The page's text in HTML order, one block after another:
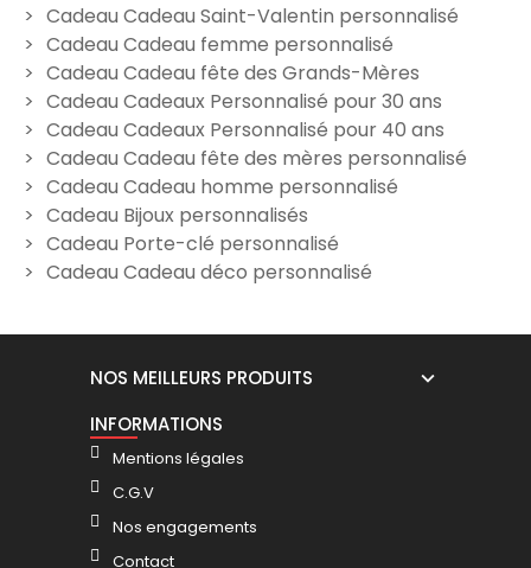
porte clés chien prénom à
graver
14,90 €
Porte-clés rectangle en bois
personnalisé - Texte à
graver
9,90 €
Cadeau Cadeau Saint-Valentin personnalisé
Cadeau Cadeau femme personnalisé
Cadeau Cadeau fête des Grands-Mères
Cadeau Cadeaux Personnalisé pour 30 ans
Cadeau Cadeaux Personnalisé pour 40 ans
Cadeau Cadeau fête des mères personnalisé
Cadeau Cadeau homme personnalisé
Cadeau Bijoux personnalisés
Cadeau Porte-clé personnalisé
Cadeau Cadeau déco personnalisé
NOS MEILLEURS PRODUITS
INFORMATIONS
Mentions légales
C.G.V
Nos engagements
Contact